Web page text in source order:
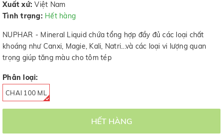
Xuất xứ: Việt Nam
Tình trạng: Hết hàng
NUPHAR - Mineral Liquid chứa tổng hợp đầy đủ các loại chất
khoáng như Canxi, Magie, Kali, Natri...và các loại vi lượng quan
trọng giúp tăng màu cho tôm tép
Phân loại:
CHAI 100 ML
HẾT HÀNG